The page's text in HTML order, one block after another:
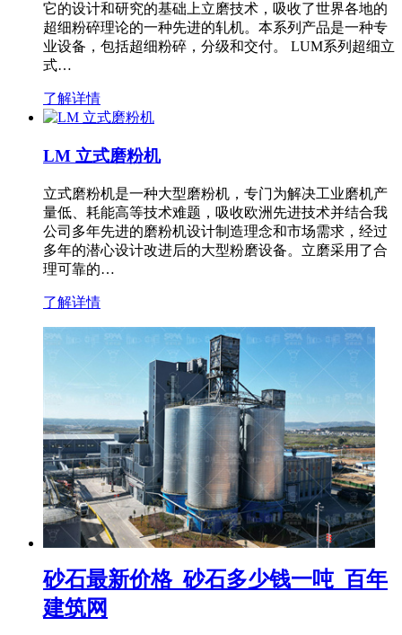
它的设计和研究的基础上立磨技术，吸收了世界各地的
超细粉碎理论的一种先进的轧机。本系列产品是一种专
业设备，包括超细粉碎，分级和交付。 LUM系列超细立
式…
了解详情
LM 立式磨粉机
立式磨粉机是一种大型磨粉机，专门为解决工业磨机产
量低、耗能高等技术难题，吸收欧洲先进技术并结合我
公司多年先进的磨粉机设计制造理念和市场需求，经过
多年的潜心设计改进后的大型粉磨设备。立磨采用了合
理可靠的…
了解详情
砂石最新价格_砂石多少钱一吨_百年
建筑网